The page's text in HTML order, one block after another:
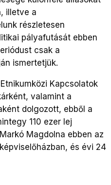
illetve a
részletesen
pályafutását ebben
csak a
ismertetjük.
Kapcsolatok
valamint a
dolgozott, ebből a
110 ezer lej
Magdolna ebben az
és évi 24